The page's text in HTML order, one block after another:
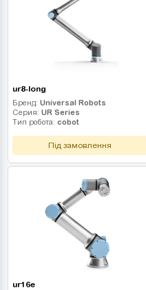
ur8-long
Бренд: Universal Robots
Серия: UR Series
Тип робота: cobot
Під замовлення
ur16e